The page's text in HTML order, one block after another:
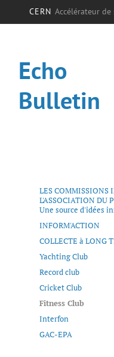
CERN Accélérateur de
Echo
Bulletin
LES COMMISSIONS
L'ASSOCIATION DU
Une source d'idées
INFORM'ACTION
COLLECTE à LONG
Yachting Club
Record club
Cricket Club
Fitness Club
Interfon
GAC-EPA